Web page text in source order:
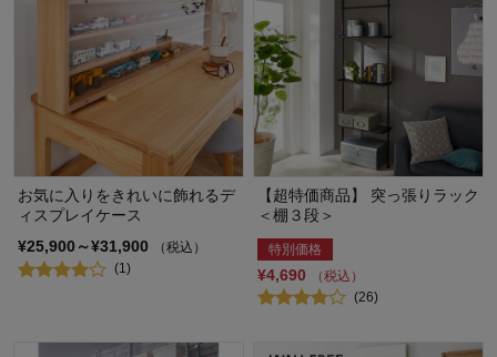
お気に入りをきれいに飾れるデ
ィスプレイケース
¥25,900～¥31,900
（税込）
(1)
【超特価商品】 突っ張りラック
＜棚３段＞
特別価格
¥4,690
（税込）
(26)